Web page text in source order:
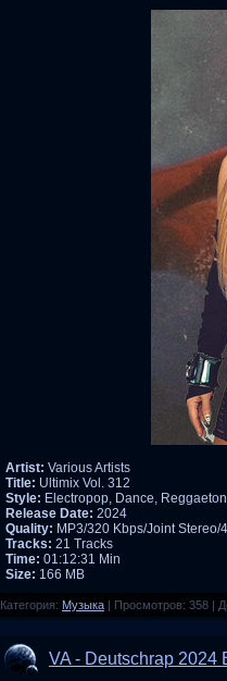
Artist: Various Artists
Title: Ultimix Vol. 312
Style: Electropop, Dance,
Release Date: 2024
Quality: MP3/320 Kbps/Joint Stereo/
Tracks: 21 Tracks
Time: 01:12:31 Min
Size: 166 MB
Категория: Музыка | Просмотров: 358 |
VA - Deutschrap 2024